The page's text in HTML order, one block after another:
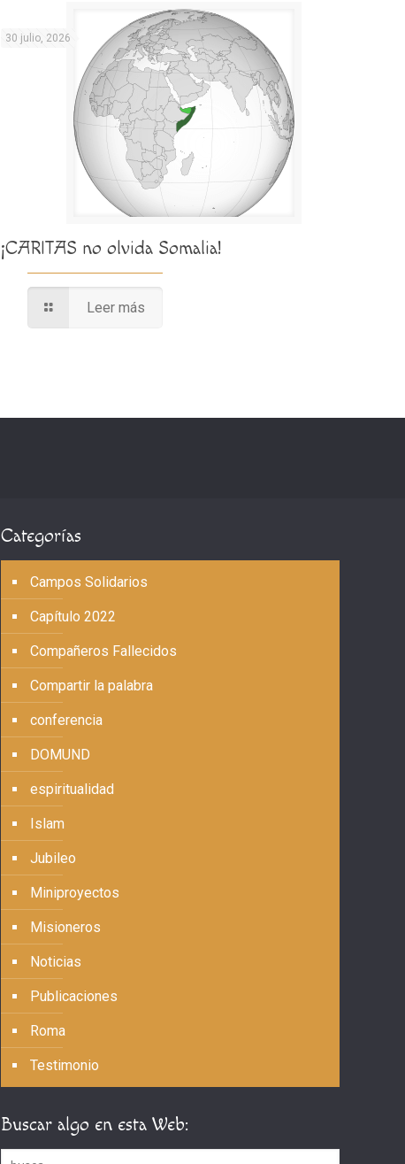
30 julio, 2026
¡CARITAS no olvida Somalia!
Leer más
Categorías
Campos Solidarios
Capítulo 2022
Compañeros Fallecidos
Compartir la palabra
conferencia
DOMUND
espiritualidad
Islam
Jubileo
Miniproyectos
Misioneros
Noticias
Publicaciones
Roma
Testimonio
Buscar algo en esta Web: